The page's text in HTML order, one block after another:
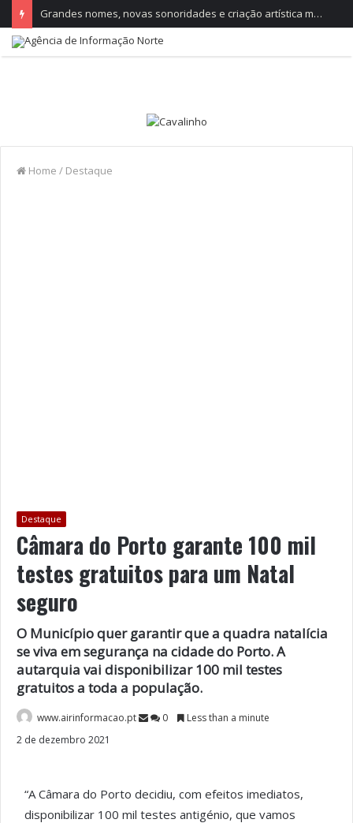
Grandes nomes, novas sonoridades e criação artística marcam a nova temporada do CTAL
Home / Destaque
Destaque
Câmara do Porto garante 100 mil
testes gratuitos para um Natal
seguro
O Município quer garantir que a quadra natalícia
se viva em segurança na cidade do Porto. A
autarquia vai disponibilizar 100 mil testes
gratuitos a toda a população.
www.airinformacao.pt 0
Less than a minute
2 de dezembro 2021
“A Câmara do Porto decidiu, com efeitos imediatos,
disponibilizar 100 mil testes antigénio, que vamos